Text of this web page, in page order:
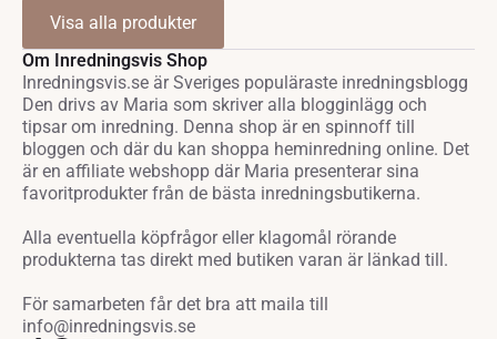
Visa alla produkter
Om Inredningsvis Shop
Inredningsvis.se är Sveriges populäraste inredningsblogg
Den drivs av Maria som skriver alla blogginlägg och
tipsar om inredning. Denna shop är en spinnoff till
bloggen och där du kan shoppa heminredning online. Det
är en affiliate webshopp där Maria presenterar sina
favoritprodukter från de bästa inredningsbutikerna.
Alla eventuella köpfrågor eller klagomål rörande
produkterna tas direkt med butiken varan är länkad till.
För samarbeten får det bra att maila till
info@inredningsvis.se